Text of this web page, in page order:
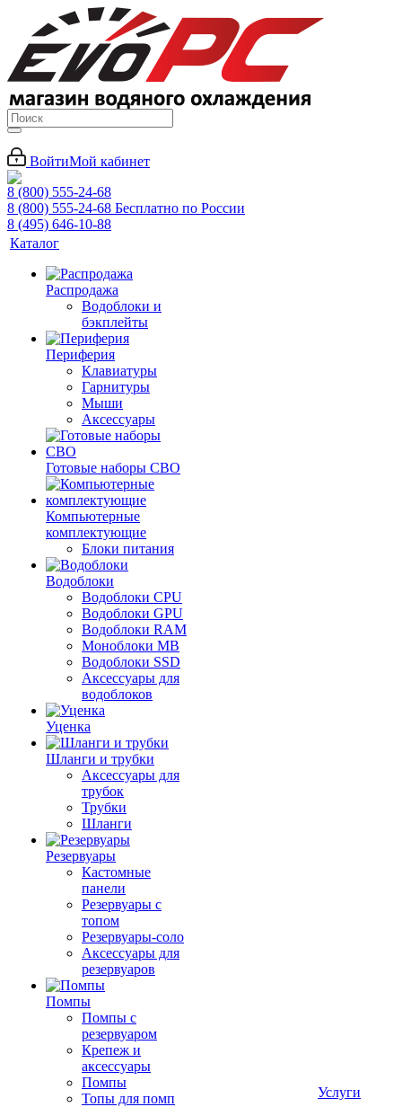
ВойтиМой кабинет
8 (800) 555-24-68
8 (800) 555-24-68 Бесплатно по России
8 (495) 646-10-88
Каталог
Распродажа
Водоблоки и
бэкплейты
Периферия
Клавиатуры
Гарнитуры
Мыши
Аксессуары
Готовые наборы СВО
Компьютерные
комплектующие
Блоки питания
Водоблоки
Водоблоки CPU
Водоблоки GPU
Водоблоки RAM
Моноблоки MB
Водоблоки SSD
Аксессуары для
водоблоков
Уценка
Шланги и трубки
Аксессуары для
трубок
Трубки
Шланги
Резервуары
Кастомные
панели
Резервуары с
топом
Резервуары-соло
Аксессуары для
резервуаров
Помпы
Помпы с
резервуаром
Крепеж и
аксессуары
Помпы
Топы для помп
Услуги